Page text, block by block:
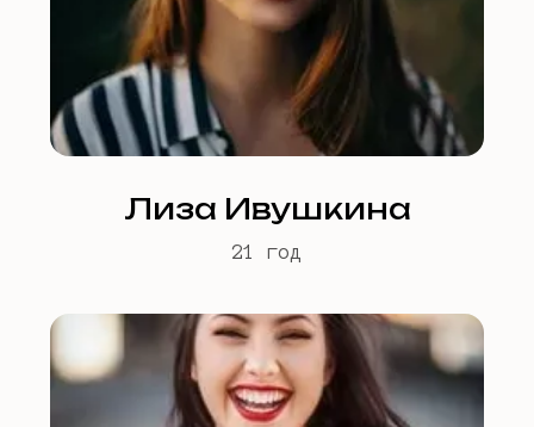
Лиза Ивушкина
21 год